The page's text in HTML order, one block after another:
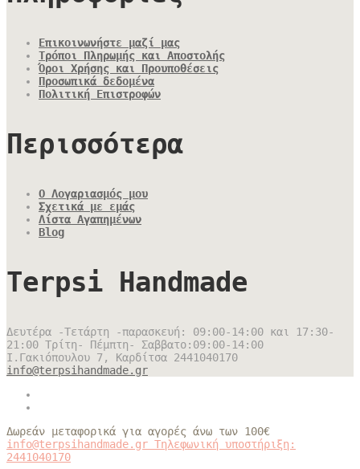
Επικοινωνήστε μαζί μας
Τρόποι Πληρωμής και Αποστολής
Όροι Χρήσης και Προυποθέσεις
Προσωπικά δεδομένα
Πολιτική Επιστροφών
Περισσότερα
Ο Λογαριασμός μου
Σχετικά με εμάς
Λίστα Αγαπημένων
Blog
Terpsi Handmade
Δευτέρα -Τετάρτη -παρασκευή: 09:00-14:00 και 17:30-
21:00 Τρίτη- Πέμπτη- Σαββατο:09:00-14:00
Ι.Γακιόπουλου 7, Καρδίτσα 2441040170
info@terpsihandmade.gr
Δωρεάν μεταφορικά για αγορές άνω των 100€
info@terpsihandmade.gr Τηλεφωνική υποστήριξη:
2441040170